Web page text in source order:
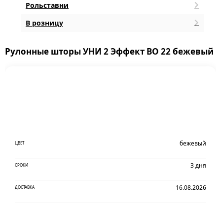
Рольставни
В розницу
Рулонные шторы УНИ 2 Эффект BO 22 бежевый
ЦВЕТ бежевый
СРОКИ 3 дня
ДОСТАВКА 16.08.2026